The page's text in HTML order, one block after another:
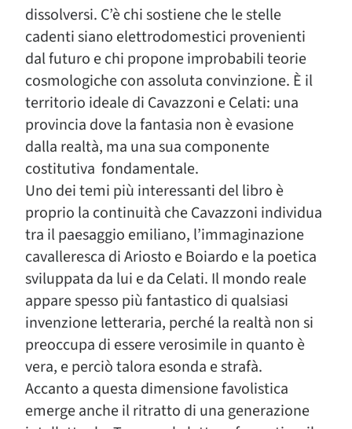
dissolversi. C’è chi sostiene che le stelle
cadenti siano elettrodomestici provenienti
dal futuro e chi propone improbabili teorie
cosmologiche con assoluta convinzione. È il
territorio ideale di Cavazzoni e Celati: una
provincia dove la fantasia non è evasione
dalla realtà, ma una sua componente
costitutiva fondamentale.
Uno dei temi più interessanti del libro è
proprio la continuità che Cavazzoni individua
tra il paesaggio emiliano, l’immaginazione
cavalleresca di Ariosto e Boiardo e la poetica
sviluppata da lui e da Celati. Il mondo reale
appare spesso più fantastico di qualsiasi
invenzione letteraria, perché la realtà non si
preoccupa di essere verosimile in quanto è
vera, e perciò talora esonda e strafà.
Accanto a questa dimensione favolistica
emerge anche il ritratto di una generazione